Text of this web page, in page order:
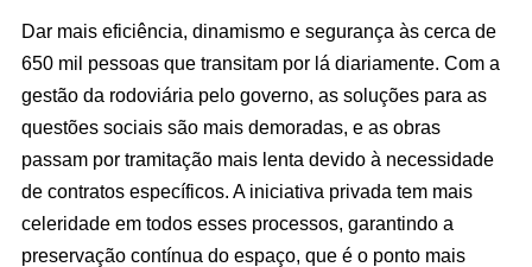
Dar mais eficiência, dinamismo e segurança às cerca de
650 mil pessoas que transitam por lá diariamente. Com a
gestão da rodoviária pelo governo, as soluções para as
questões sociais são mais demoradas, e as obras
passam por tramitação mais lenta devido à necessidade
de contratos específicos. A iniciativa privada tem mais
celeridade em todos esses processos, garantindo a
preservação contínua do espaço, que é o ponto mais